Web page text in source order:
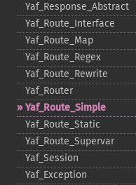
Yaf_​Response_​Abstract
Yaf_​Route_​Interface
Yaf_​Route_​Map
Yaf_​Route_​Regex
Yaf_​Route_​Rewrite
Yaf_​Router
Yaf_​Route_​Simple
Yaf_​Route_​Static
Yaf_​Route_​Supervar
Yaf_​Session
Yaf_​Exception